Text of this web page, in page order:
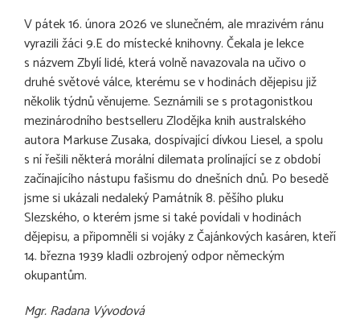
V pátek 16. února 2026 ve slunečném, ale mrazivém ránu
vyrazili žáci 9.E do místecké knihovny. Čekala je lekce
s názvem Zbylí lidé, která volně navazovala na učivo o
druhé světové válce, kterému se v hodinách dějepisu již
několik týdnů věnujeme. Seznámili se s protagonistkou
mezinárodního bestselleru Zlodějka knih australského
autora Markuse Zusaka, dospívající dívkou Liesel, a spolu
s ní řešili některá morální dilemata prolínající se z období
začínajícího nástupu fašismu do dnešních dnů. Po besedě
jsme si ukázali nedaleký Památník 8. pěšího pluku
Slezského, o kterém jsme si také povídali v hodinách
dějepisu, a připomněli si vojáky z Čajánkových kasáren, kteří
14. března 1939 kladli ozbrojený odpor německým
okupantům.
Mgr. Radana Vývodová